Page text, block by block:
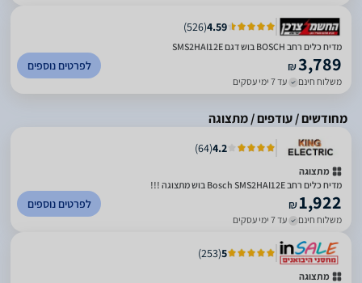
4.59
(
526
)
מדיח כלים רחב BOSCH בוש דגם SMS2HAI12E
₪3,789
משלוח חינם עד 7 ימי עסקים
לפרטים נוספים
מחודשים / עודפים / מתצוגה
4.2
(
64
)
מתצוגה
מדיח כלים ‏רחב Bosch SMS2HAI12E בוש מתצוגה !!!
₪1,922
משלוח חינם עד 7 ימי עסקים
לפרטים נוספים
5
(
253
)
מתצוגה